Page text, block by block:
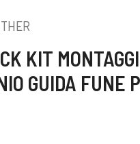
KIT
GUIDA FUNE